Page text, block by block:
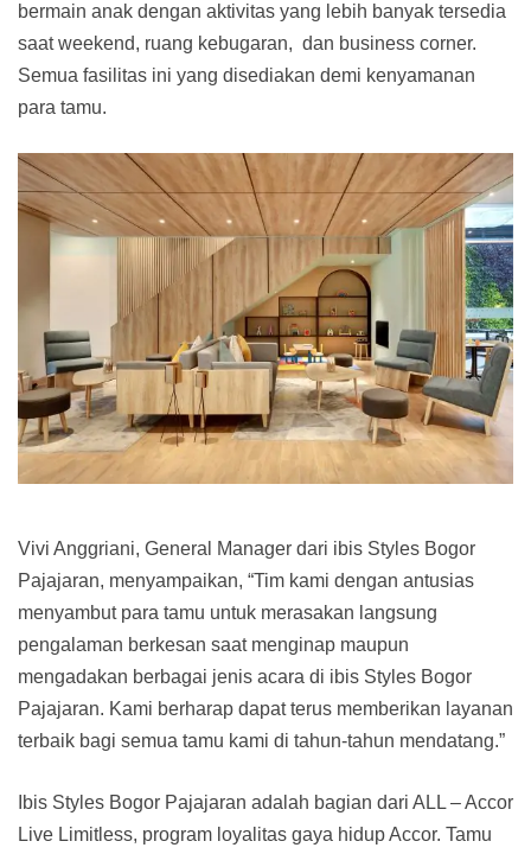
bermain anak dengan aktivitas yang lebih banyak tersedia
saat weekend, ruang kebugaran, dan business corner.
Semua fasilitas ini yang disediakan demi kenyamanan
para tamu.
Vivi Anggriani, General Manager dari ibis Styles Bogor
Pajajaran, menyampaikan, “Tim kami dengan antusias
menyambut para tamu untuk merasakan langsung
pengalaman berkesan saat menginap maupun
mengadakan berbagai jenis acara di ibis Styles Bogor
Pajajaran. Kami berharap dapat terus memberikan layanan
terbaik bagi semua tamu kami di tahun-tahun mendatang.”
Ibis Styles Bogor Pajajaran adalah bagian dari ALL – Accor
Live Limitless, program loyalitas gaya hidup Accor. Tamu